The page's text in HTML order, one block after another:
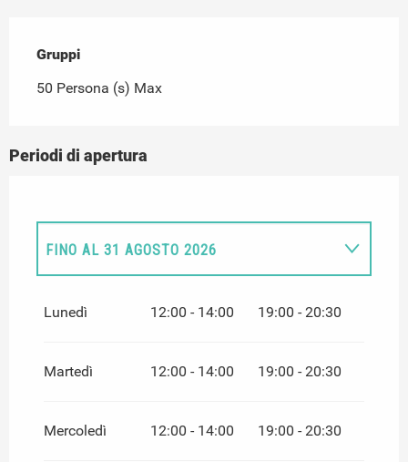
Gruppi
Gruppi
50 Persona (s) Max
Periodi di apertura
DAL 9 MARZO 2026AL 5 GIUGNO 2026
FINO AL 31 AGOSTO 2026
Lunedì 12:00 - 14:00 19:00 - 20:30
Martedì 12:00 - 14:00 19:00 - 20:30
Mercoledì 12:00 - 14:00 19:00 - 20:30